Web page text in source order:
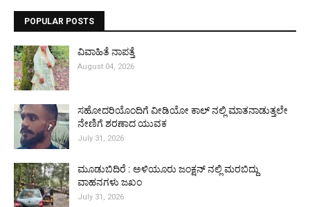
POPULAR POSTS
ವಿವಾಹಿತೆ ನಾಪತ್ತೆ
August 04, 2026
ಸಹೋದರಿಯೊಂದಿಗೆ ವೀಡಿಯೋ ಕಾಲ್ ನಲ್ಲಿ ಮಾತನಾಡುತ್ತಲೇ
ನೇಣಿಗೆ ಶರಣಾದ ಯುವಕ
July 31, 2026
ಮೂಡುಬಿದಿರೆ : ಅಳಿಯೂರು ಜಂಕ್ಷನ್ ನಲ್ಲಿ ಮರಬಿದ್ದು
ವಾಹನಗಳು ಜಖಂ
July 31, 2026